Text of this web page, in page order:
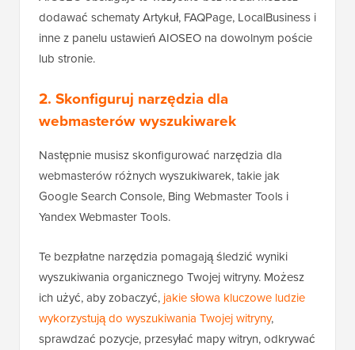
dodawać schematy Artykuł, FAQPage, LocalBusiness i
inne z panelu ustawień AIOSEO na dowolnym poście
lub stronie.
2. Skonfiguruj narzędzia dla
webmasterów wyszukiwarek
Następnie musisz skonfigurować narzędzia dla
webmasterów różnych wyszukiwarek, takie jak
Google Search Console, Bing Webmaster Tools i
Yandex Webmaster Tools.
Te bezpłatne narzędzia pomagają śledzić wyniki
wyszukiwania organicznego Twojej witryny. Możesz
ich użyć, aby zobaczyć,jakie słowa kluczowe ludzie
wykorzystują do wyszukiwania Twojej witryny,
sprawdzać pozycje, przesyłać mapy witryn, odkrywać